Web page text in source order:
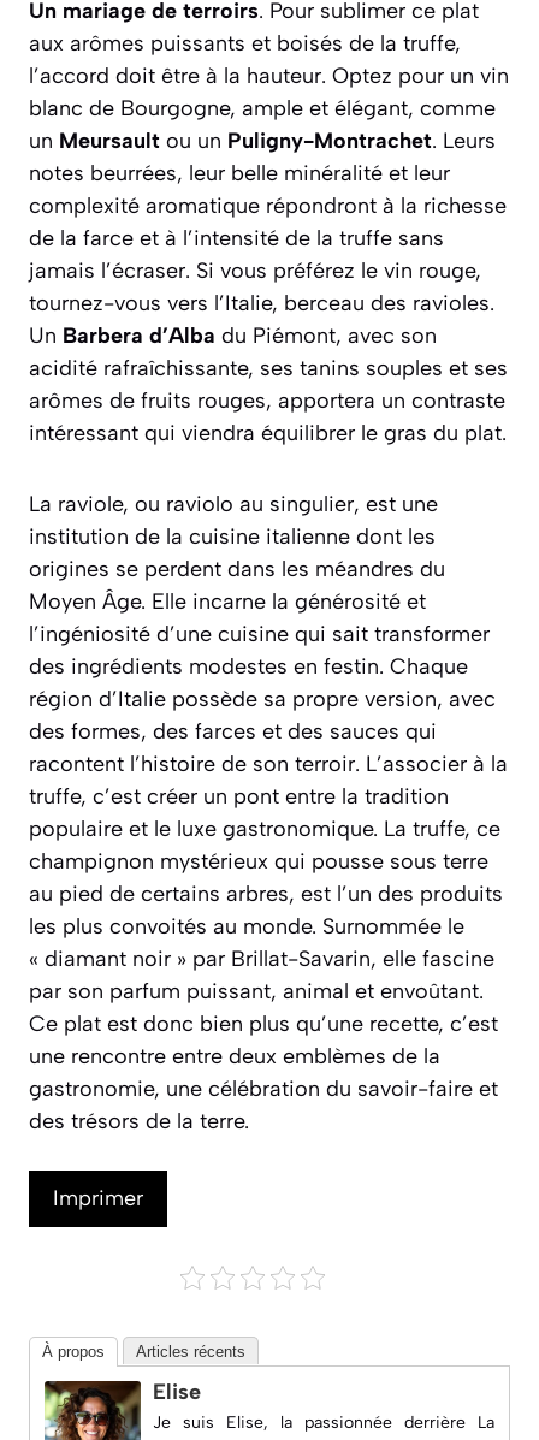
Un mariage de terroirs. Pour sublimer ce plat
aux arômes puissants et boisés de la truffe,
l’accord doit être à la hauteur. Optez pour un vin
blanc de Bourgogne, ample et élégant, comme
un Meursault ou un Puligny-Montrachet. Leurs
notes beurrées, leur belle minéralité et leur
complexité aromatique répondront à la richesse
de la farce et à l’intensité de la truffe sans
jamais l’écraser. Si vous préférez le vin rouge,
tournez-vous vers l’Italie, berceau des ravioles.
Un Barbera d’Alba du Piémont, avec son
acidité rafraîchissante, ses tanins souples et ses
arômes de fruits rouges, apportera un contraste
intéressant qui viendra équilibrer le gras du plat.
La raviole, ou raviolo au singulier, est une
institution de la cuisine italienne dont les
origines se perdent dans les méandres du
Moyen Âge. Elle incarne la générosité et
l’ingéniosité d’une cuisine qui sait transformer
des ingrédients modestes en festin. Chaque
région d’Italie possède sa propre version, avec
des formes, des farces et des sauces qui
racontent l’histoire de son terroir. L’associer à la
truffe, c’est créer un pont entre la tradition
populaire et le luxe gastronomique. La truffe, ce
champignon mystérieux qui pousse sous terre
au pied de certains arbres, est l’un des produits
les plus convoités au monde. Surnommée le
« diamant noir » par Brillat-Savarin, elle fascine
par son parfum puissant, animal et envoûtant.
Ce plat est donc bien plus qu’une recette, c’est
une rencontre entre deux emblèmes de la
gastronomie, une célébration du savoir-faire et
des trésors de la terre.
Imprimer
À propos Articles récents
Elise
Je suis Elise, la passionnée derrière La